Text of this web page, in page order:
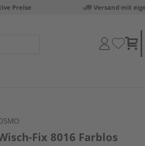
Preise Versand mit
Fix 8016 Farblos